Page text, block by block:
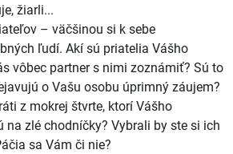
žiarli...
– väčšinou si k sebe
ľudí. Akí sú priatelia Vášho
vôbec partner s nimi zoznámiť? Sú to
o Vašu osobu úprimný záujem?
z mokrej štvrte, ktorí Vášho
na zlé chodníčky? Vybrali by ste si ich
sa Vám či nie?